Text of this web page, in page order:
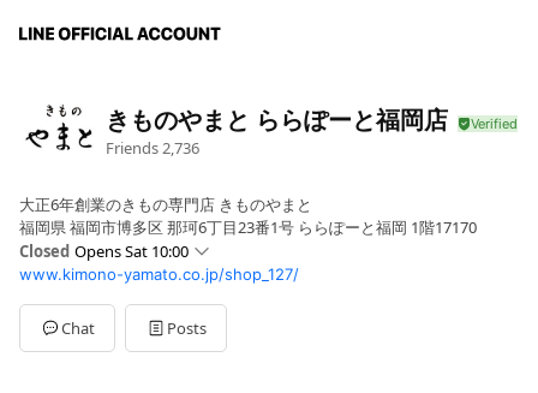
きものやまと ららぽーと福岡店
Friends 2,736
大正6年創業のきもの専門店 きものやまと
福岡県 福岡市博多区 那珂6丁目23番1号 ららぽーと福岡 1階17170
Closed Opens Sat 10:00
Sun10:00 - 21:00
Mon10:00 - 21:00
Tue10:00 - 21:00
Wed10:00 - 21:00
www.kimono-yamato.co.jp/shop_127/
Chat Posts